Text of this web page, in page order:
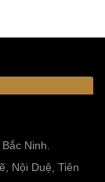
Ninh.
Nội Duệ, Tiên